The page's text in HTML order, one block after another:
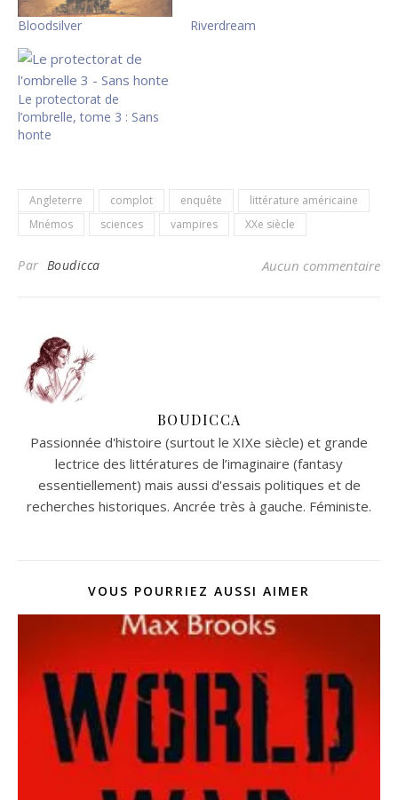
Bloodsilver Riverdream
Le protectorat de
l’ombrelle, tome 3 : Sans
honte
Angleterre complot enquête
littérature américaine
Mnémos
sciences vampires XXe siècle
Par Boudicca Aucun commentaire
BOUDICCA
Passionnée d'histoire (surtout le XIXe siècle) et grande
lectrice des littératures de l’imaginaire (fantasy
essentiellement) mais aussi d'essais politiques et de
recherches historiques. Ancrée très à gauche. Féministe.
VOUS POURRIEZ AUSSI AIMER